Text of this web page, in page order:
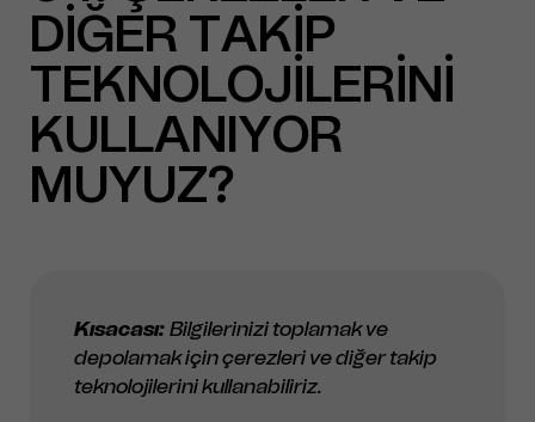
DİĞER TAKİP
TEKNOLOJİLERİNİ
KULLANIYOR
MUYUZ?
Kısacası:Bilgilerinizi toplamak ve
depolamak için çerezleri ve diğer takip
teknolojilerini kullanabiliriz.